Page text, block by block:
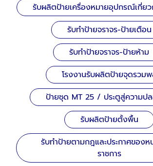
รับผลิตป้ายเครื่องหมายอุปกรณ์เกี่ย
รับทำป้ายจราจร-ป้ายเตือน
รับทำป้ายจราจร-ป้ายห้าม
โรงงานรับผลิตป้ายจุดรวม
ป้ายชุด MT 25 / ประตูสู่ความป
รับผลิตป้ายตั้งพื้น
รับทำป้ายตามกฎและประกาศของ
ราชการ